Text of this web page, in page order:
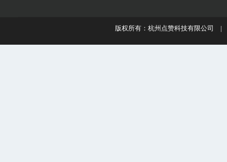
版权所有：杭州点赞科技有限公司